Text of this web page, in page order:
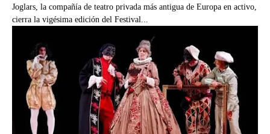
Joglars, la compañía de teatro privada más antigua de Europa en activo,
cierra la vigésima edición del Festival...